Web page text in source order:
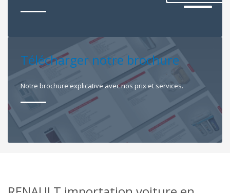
Télécharger notre brochure
Notre brochure explicative avec nos prix et services.